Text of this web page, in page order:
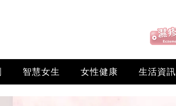
智慧女生 女性健康 生活資訊